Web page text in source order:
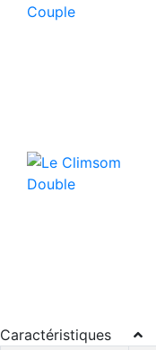
Caractéristiques